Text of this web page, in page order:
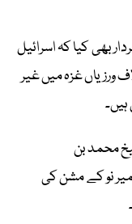
بھی کیا کہ اسرائیل
غزہ میں غیر
محمد بن
نو کے مشن کی